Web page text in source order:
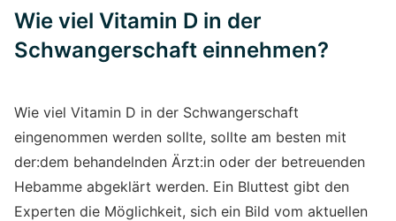
Wie viel Vitamin D in der
Schwangerschaft einnehmen?
Wie viel Vitamin D in der Schwangerschaft
eingenommen werden sollte, sollte am besten mit
der:dem behandelnden Ärzt:in oder der betreuenden
Hebamme abgeklärt werden. Ein Bluttest gibt den
Experten die Möglichkeit, sich ein Bild vom aktuellen